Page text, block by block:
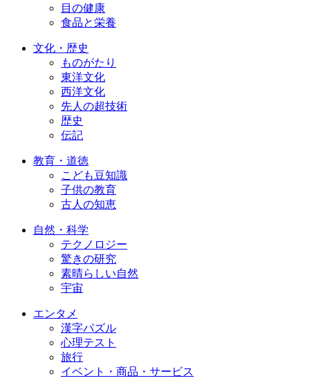
目の健康
食品と栄養
文化・歴史
ものがたり
東洋文化
西洋文化
先人の超技術
歴史
伝記
教育・道徳
こども豆知識
子供の教育
古人の知恵
自然・科学
テクノロジー
驚きの研究
素晴らしい自然
宇宙
エンタメ
漢字パズル
心理テスト
旅行
イベント・商品・サービス